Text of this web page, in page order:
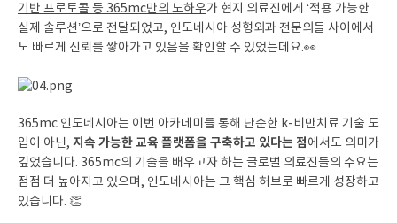
기반 프로토콜 등 365mc만의 노하우가 현지 의료진에게 ‘적용 가능한
실제 솔루션’으로 전달되었고, 인도네시아 성형외과 전문의들 사이에서
도 빠르게 신뢰를 쌓아가고 있음을 확인할 수 있었는데요.👀
365mc 인도네시아는 이번 아카데미를 통해 단순한 k-비만치료 기술 도
입이 아닌, 지속 가능한 교육 플랫폼을 구축하고 있다는 점에서도 의미가
깊었습니다. 365mc의 기술을 배우고자 하는 글로벌 의료진들의 수요는
점점 더 높아지고 있으며, 인도네시아는 그 핵심 허브로 빠르게 성장하고
있습니다. 👏